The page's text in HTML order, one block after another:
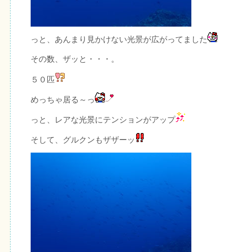
っと、あんまり見かけない光景が広がってました
その数、ザッと・・・。
５０匹
めっちゃ居る～っ
っと、レアな光景にテンションがアップ
そして、グルクンもザザーッ